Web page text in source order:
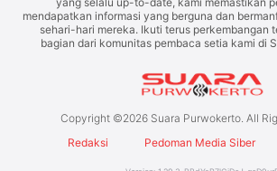
mendapatkan informasi yang berguna dan
sehari-hari mereka. Ikuti terus perkembangan
bagian dari komunitas pembaca setia kami di
Copyright ©2026 Suara Purwokerto. All
Redaksi
Pedoman Media Siber